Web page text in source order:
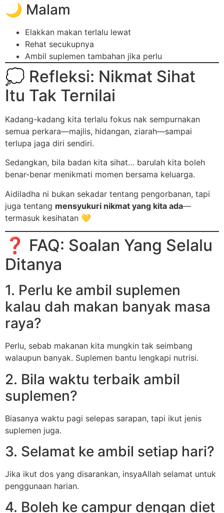
🌙 Malam
Elakkan makan terlalu lewat
Rehat secukupnya
Ambil suplemen tambahan jika perlu
💭 Refleksi: Nikmat Sihat
Itu Tak Ternilai
Kadang-kadang kita terlalu fokus nak sempurnakan
semua perkara—majlis, hidangan, ziarah—sampai
terlupa jaga diri sendiri.
Sedangkan, bila badan kita sihat… barulah kita boleh
benar-benar menikmati momen bersama keluarga.
Aidiladha ni bukan sekadar tentang pengorbanan, tapi
juga tentang mensyukuri nikmat yang kita ada—
termasuk kesihatan 💛
❓ FAQ: Soalan Yang Selalu
Ditanya
1. Perlu ke ambil suplemen
kalau dah makan banyak masa
raya?
Perlu, sebab makanan kita mungkin tak seimbang
walaupun banyak. Suplemen bantu lengkapi nutrisi.
2. Bila waktu terbaik ambil
suplemen?
Biasanya waktu pagi selepas sarapan, tapi ikut jenis
suplemen juga.
3. Selamat ke ambil setiap hari?
Jika ikut dos yang disarankan, insyaAllah selamat untuk
penggunaan harian.
4. Boleh ke campur dengan diet